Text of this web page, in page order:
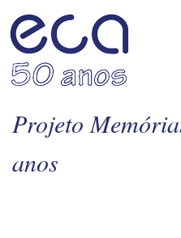
Projeto
anos